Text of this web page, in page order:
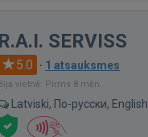
R.A.I. SERVISS
5.0 · 1 atsauksmes
Bija vietnē: Pirms 8 mēn.
Latviski, По-русски, English